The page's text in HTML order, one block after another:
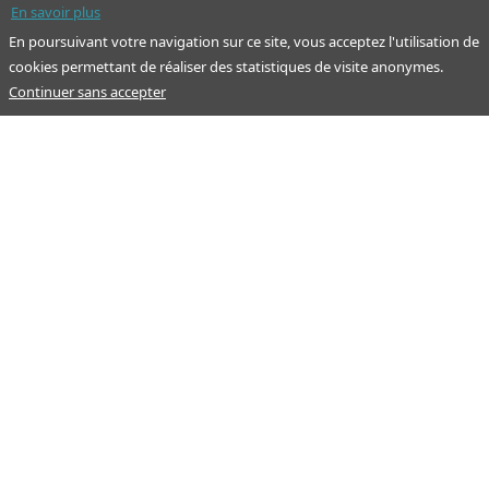
En poursuivant votre navigation sur ce site, vous acceptez l'utilisation de
cookies permettant de réaliser des statistiques de visite anonymes.
En savoir plus
Continuer sans accepter